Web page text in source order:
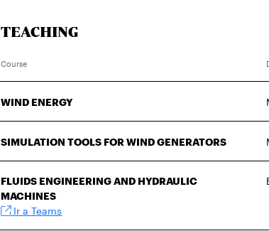
TEACHING
Course
WIND ENERGY
SIMULATION TOOLS FOR WIND GENERATORS
FLUIDS ENGINEERING AND HYDRAULIC
MACHINES
Ir a Teams